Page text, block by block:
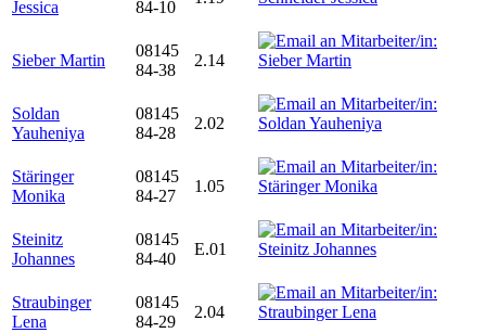
Jessica
84-10
Sieber Martin
08145
84-38
2.14
Soldan
Yauheniya
08145
84-28
2.02
Stäringer
Monika
08145
84-27
1.05
Steinitz
Johannes
08145
84-40
E.01
Straubinger
Lena
08145
84-29
2.04